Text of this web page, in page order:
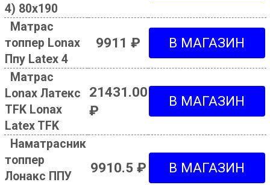
4) 80х190
Матрас
топпер Lonax
Ппу Latex 4
9911 ₽
Матрас
Lonax Латекс
TFK Lonax
Latex TFK
21431.00
₽
Наматрасник
топпер
Лонакс ППУ
9910.5 ₽